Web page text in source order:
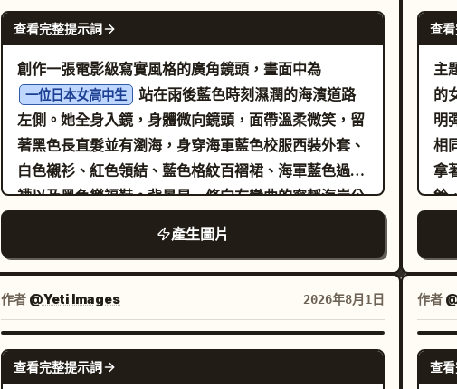
的石頭、螢火蟲般的閃光和友善動物的魔法林間空地。
小龍試圖噴火，但卻噴出了
面數量：使用精確的 8 個分鏡畫面，編號 1 到 8，並包
含以下可見的說明文字與動作： Panel 1 說明："1. (0–
2s) Establishing Shot"，副標題為 "A tiny dragon
stands alone, looking determined." 影像：寬鏡頭
建立場景，小龍獨自站在發光的魔法林間空地小徑上，
周圍有蝴蝶和花朵。 Panel 2 說明："2. (2–4s)
Determination"，副標題為 "The dragon puffs its
cheeks, takes a huge breath, and spreads its
wings." 影像：中景特寫，小龍緊閉雙眼，臉頰鼓起，
張開翅膀，戲劇性地準備著。 Panel 3 說明："3. (4–
6s) Failure"，副標題為 "It exhales with all its
strength… but only a tiny puff of smoke comes
out." 影像：特寫一隻眨眼和噘起的嘴，吐出一小團灰
GPT IMAGE 2
查看完整提示詞
創作一張電影級寫實風格的廣角鏡頭，畫面中為
一位日本女高中生
站在雨後藍色時刻濕潤的海濱道路
左側。她全身入鏡，身體微向鏡頭，面帶溫柔微笑，留
著黑色長直髮並有瀏海，身穿海軍藍色校服西裝外套、
白色襯衫、紅色領結、藍色格紋百褶裙、海軍藍色過膝
襪以及黑色樂福鞋。背景是一條向右彎曲的寧靜海岸公
路，左側金屬護欄後方為海洋，地平線附近有一座巨大
的深色岩石海蝕柱，畫面中精確呈現 2 盞亮起的路燈，
將溫暖的橘色光影投射在雨後濕滑的柏油路面上。加入
遠處的電線桿、右側遠處的一個小型深色路邊遮蔽處、
路邊低矮的綠色植物、深藍色多雲的黃昏天空，以及平
靜憂鬱的氛圍。採用寫實的日本真人影視攝影風格，
16:9 橫向構圖，淺而自然的景深，柔和的電影級光
產生圖片
作者 @Yeti Images 2026年8月1日
GPT IMAGE 2
查看完整提示詞
（
美
效
不
演
起
指
瞬
統
查
主題
的
明
相
拿
鈴
的
與
淺
路
作者
查